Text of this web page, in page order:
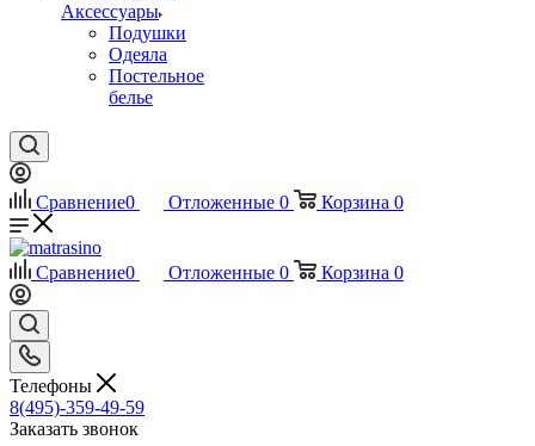
Аксессуары
Подушки
Одеяла
Постельное
белье
Сравнение0 Отложенные 0 Корзина 0
Сравнение0 Отложенные 0 Корзина 0
Телефоны
8(495)-359-49-59
Заказать звонок